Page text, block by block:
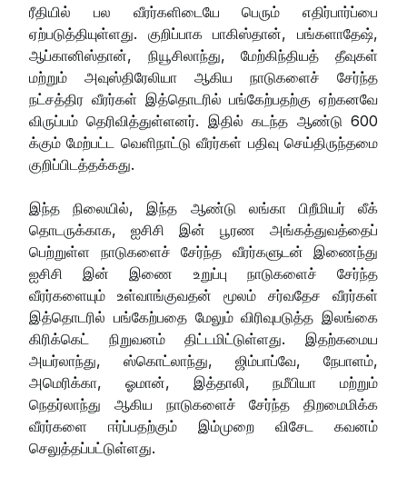
ரீதியில் பல வீரர்களிடையே பெரும் எதிர்பார்ப்பை
ஏற்படுத்தியுள்ளது. குறிப்பாக பாகிஸ்தான், பங்களாதேஷ்,
ஆப்கானிஸ்தான், நியூசிலாந்து, மேற்கிந்தியத் தீவுகள்
மற்றும் அவுஸ்திரேலியா ஆகிய நாடுகளைச் சேர்ந்த
நட்சத்திர வீரர்கள் இத்தொடரில் பங்கேற்பதற்கு ஏற்கனவே
விருப்பம் தெரிவித்துள்ளனர். இதில் கடந்த ஆண்டு 600
க்கும் மேற்பட்ட வெளிநாட்டு வீரர்கள் பதிவு செய்திருந்தமை
குறிப்பிடத்தக்கது.
இந்த நிலையில், இந்த ஆண்டு லங்கா பிறீமியர் லீக்
தொடருக்காக, ஐசிசி இன் பூரண அங்கத்துவத்தைப்
பெற்றுள்ள நாடுகளைச் சேர்ந்த வீரர்களுடன் இணைந்து
ஐசிசி இன் இணை உறுப்பு நாடுகளைச் சேர்ந்த
வீரர்களையும் உள்வாங்குவதன் மூலம் சர்வதேச வீரர்கள்
இத்தொடரில் பங்கேற்பதை மேலும் விரிவுபடுத்த இலங்கை
கிரிக்கெட் நிறுவனம் திட்டமிட்டுள்ளது. இதற்கமைய
அயர்லாந்து, ஸ்கொட்லாந்து, ஜிம்பாப்வே, நேபாளம்,
அமெரிக்கா, ஓமான், இத்தாலி, நமீபியா மற்றும்
நெதர்லாந்து ஆகிய நாடுகளைச் சேர்ந்த திறமைமிக்க
வீரர்களை ஈர்ப்பதற்கும் இம்முறை விசேட கவனம்
செலுத்தப்பட்டுள்ளது.